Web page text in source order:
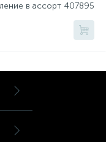
в ассорт 407895